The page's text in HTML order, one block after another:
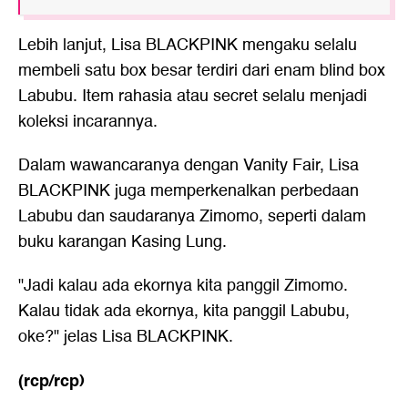
Lebih lanjut, Lisa BLACKPINK mengaku selalu
membeli satu box besar terdiri dari enam blind box
Labubu. Item rahasia atau secret selalu menjadi
koleksi incarannya.
Dalam wawancaranya dengan Vanity Fair, Lisa
BLACKPINK juga memperkenalkan perbedaan
Labubu dan saudaranya Zimomo, seperti dalam
buku karangan Kasing Lung.
"Jadi kalau ada ekornya kita panggil Zimomo.
Kalau tidak ada ekornya, kita panggil Labubu,
oke?" jelas Lisa BLACKPINK.
(rcp/rcp)